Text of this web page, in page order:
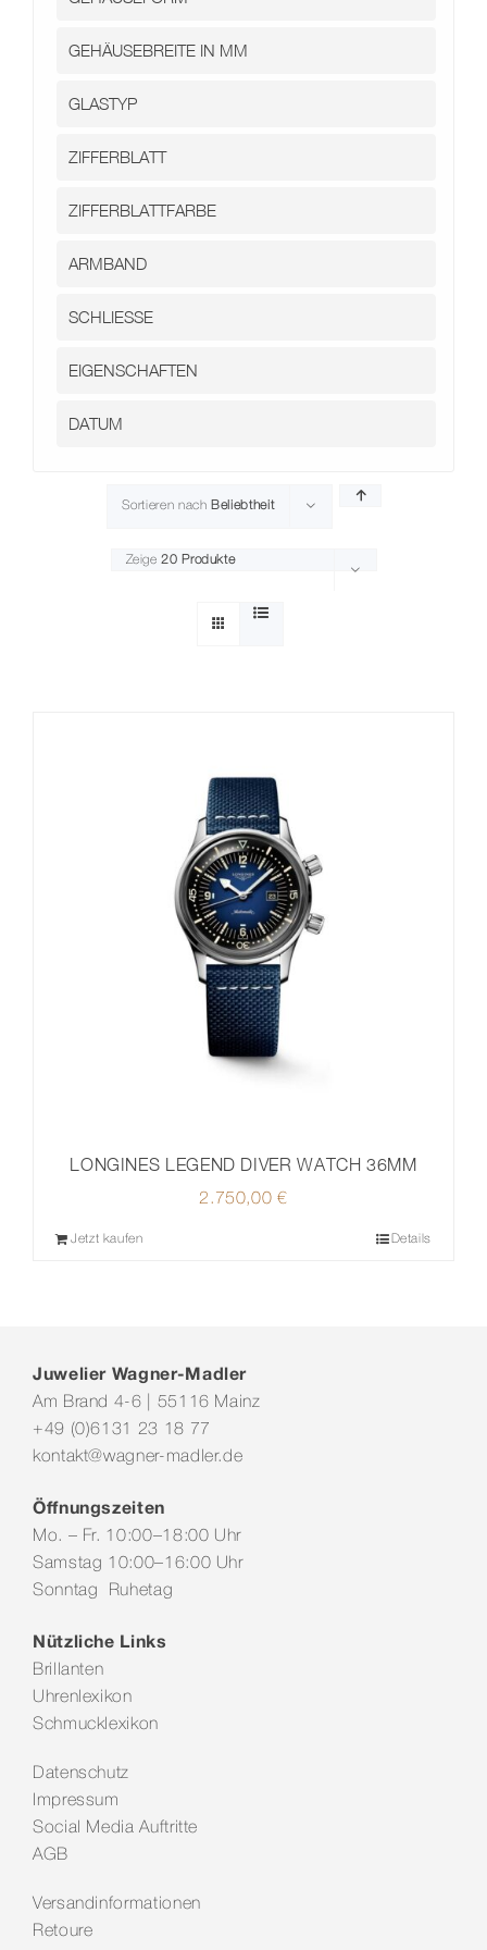
Kontakt
Sortieren nach Beliebtheit
Zeige20 Produkte
LONGINES LEGEND DIVER WATCH 36MM
2.750,00€
Jetzt kaufen Details
Juwelier Wagner-Madler
Am Brand 4-6 | 55116 Mainz
+49 (0)6131 23 18 77
kontakt@wagner-madler.de
Öffnungszeiten
Mo. – Fr. 10:00–18:00 Uhr
Samstag 10:00–16:00 Uhr
Sonntag Ruhetag
Nützliche Links
Brillanten
Uhrenlexikon
Schmucklexikon
Datenschutz
Impressum
Social Media Auftritte
AGB
Versandinformationen
Retoure